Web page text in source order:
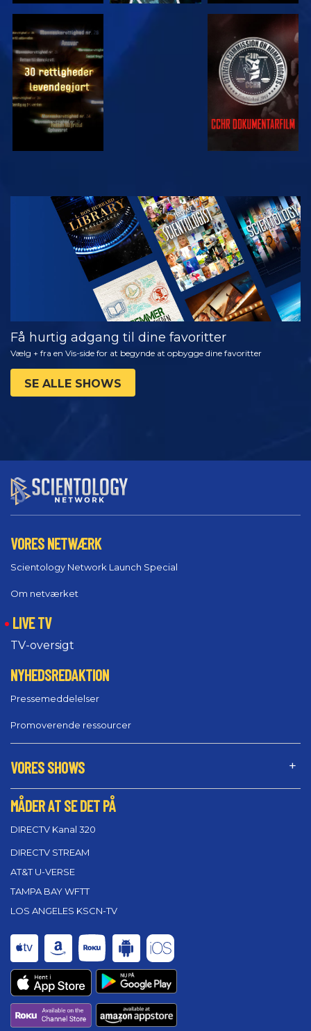
SE SE
SE
UDFORSK
SERIEN
Få hurtig adgang til dine favoritter
Vælg + fra en Vis-side for at begynde at opbygge dine favoritter
SE ALLE SHOWS
VORES NETWÆRK
Scientology Network Launch Special
Om netværket
LIVE TV
TV-oversigt
NYHEDSREDAKTION
Pressemeddelelser
Promoverende ressourcer
VORES SHOWS
MÅDER AT SE DET PÅ
DIRECTV Kanal 320
DIRECTV STREAM
AT&T U-VERSE
TAMPA BAY WFTT
LOS ANGELES KSCN-TV